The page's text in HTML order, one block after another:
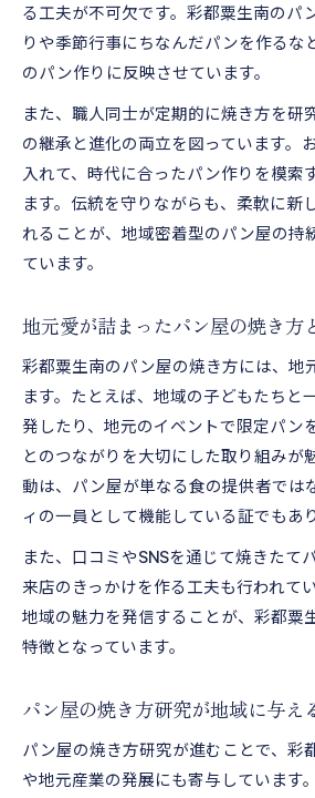
る工夫が不可欠です。彩都粟生南のパ
りや季節行事にちなんだパンを作るな
のパン作りに反映させています。
また、職人同士が定期的に焼き方を研
の継承と進化の両立を図っています。
入れて、時代に合ったパン作りを模索
ます。伝統を守りながらも、柔軟に新
れることが、地域密着型のパン屋の持
ています。
地元愛が詰まったパン屋の焼き方
彩都粟生南のパン屋の焼き方には、地
ます。たとえば、地域の子どもたちと
発したり、地元のイベントで限定パン
とのつながりを大切にした取り組みが
動は、パン屋が単なる食の提供者では
ィの一員として機能している証でもあ
また、口コミやSNSを通じて焼きたて
来店のきっかけを作る工夫も行われて
地域の魅力を発信することが、彩都粟
特徴となっています。
パン屋の焼き方研究が地域に与え
パン屋の焼き方研究が進むことで、彩
や地元産業の発展にも寄与しています